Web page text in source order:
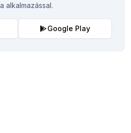
alkalmazással.
Google Play